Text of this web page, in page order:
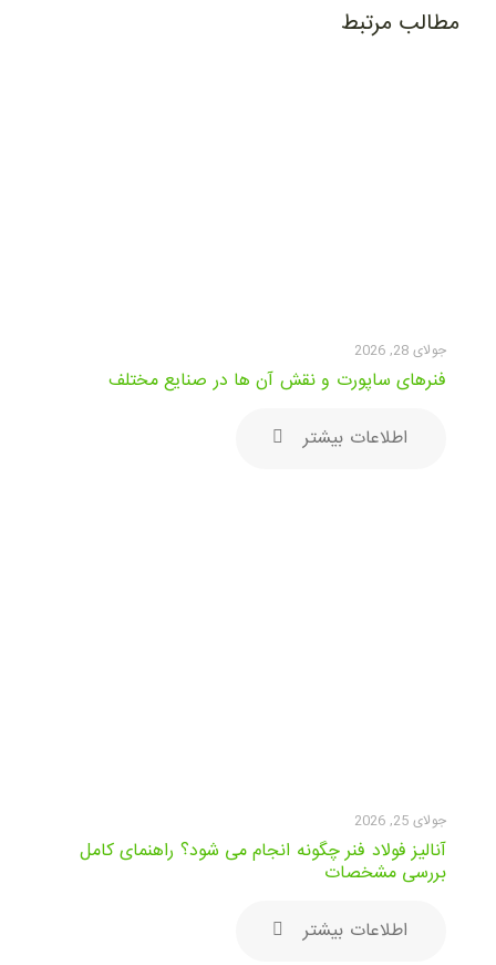
مطالب مرتبط
جولای 28, 2026
فنرهای ساپورت و نقش آن ها در صنایع مختلف
اطلاعات بیشتر
جولای 25, 2026
آنالیز فولاد فنر چگونه انجام می شود؟ راهنمای کامل
بررسی مشخصات
اطلاعات بیشتر